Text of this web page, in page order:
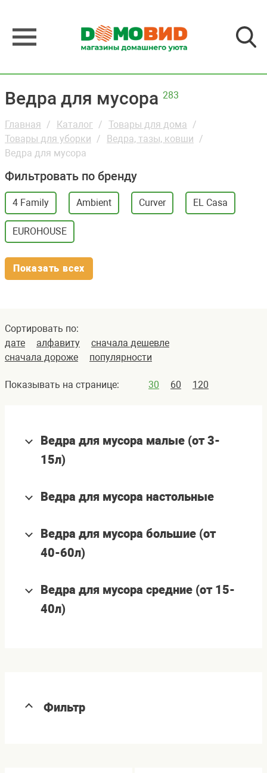
Ведра для мусора 283
Главная Каталог
Товары для дома
Товары для уборки
Ведра, тазы, ковши
Ведра для мусора
Фильтровать по бренду
4 Family Ambient Curver EL Casa
EUROHOUSE
Показать всех
Сортировать по:
дате
алфавиту
сначала дешевле
сначала дороже
популярности
Показывать на странице: 30 60 120
Ведра для мусора малые (от 3-
15л)
Ведра для мусора настольные
Ведра для мусора большие (от
40-60л)
Ведра для мусора средние (от 15-
40л)
Фильтр